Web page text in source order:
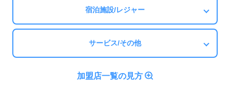
宿泊施設/レジャー
サービス/その他
加盟店一覧の見方